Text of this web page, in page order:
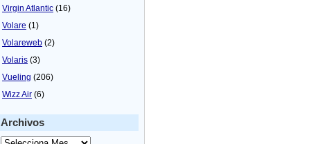
Virgin Atlantic (16)
Volare (1)
Volareweb (2)
Volaris (3)
Vueling (206)
Wizz Air (6)
Archivos